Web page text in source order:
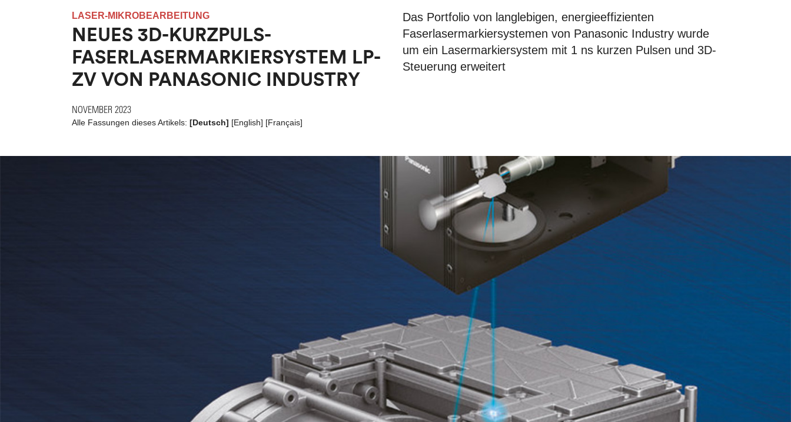
LASER-MIKROBEARBEITUNG
NEUES 3D-KURZPULS-
FASERLASERMARKIERSYSTEM LP-
ZV VON PANASONIC INDUSTRY
NOVEMBER 2023
Alle Fassungen dieses Artikels: [Deutsch] [English] [Français]
Das Portfolio von langlebigen, energieeffizienten
Faserlasermarkiersystemen von Panasonic Industry wurde
um ein Lasermarkiersystem mit 1 ns kurzen Pulsen und 3D-
Steuerung erweitert